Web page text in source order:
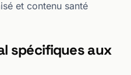
et contenu santé
spécifiques aux